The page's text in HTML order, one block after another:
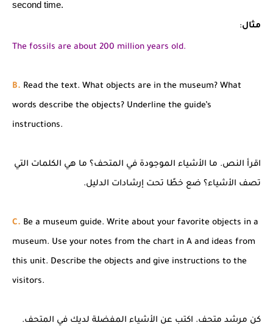
second time.
مثال:
The fossils are about 200 million years old.
B. Read the text. What objects are in the museum? What
words describe the objects? Underline the guide’s
instructions.
اقرأ النص. ما الأشياء الموجودة في المتحف؟ ما هي الكلمات التي
تصف الأشياء؟ ضع خطًا تحت إرشادات الدليل.
C. Be a museum guide. Write about your favorite objects in a
museum. Use your notes from the chart in A and ideas from
this unit. Describe the objects and give instructions to the
visitors.
كن مرشد متحف. اكتب عن الأشياء المفضلة لديك في المتحف.